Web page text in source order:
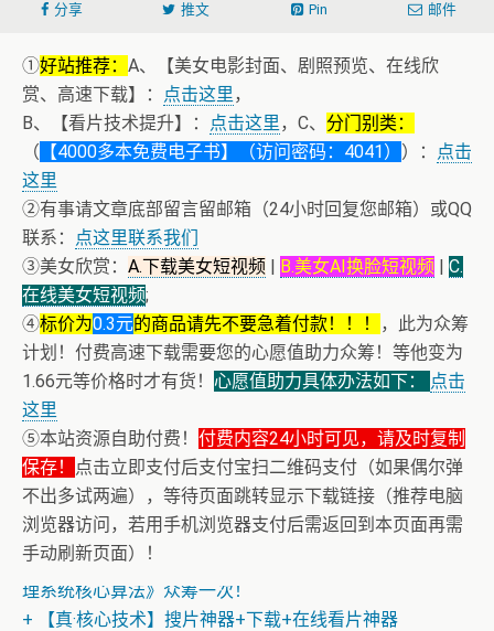
分享 推文 Pin 邮件
①好站推荐： A、【美女电影封面、剧照预览、在线欣
赏、高速下载】：
点击这里，
B、【看片技术提升】：
点击这里，C、 分门别类：
（ 【4000多本免费电子书】（访问密码：4041） ）：
点击
这里
②有事请文章底部留言留邮箱（24小时回复您邮箱）或QQ
联系：
点这里联系我们
③美女欣赏： A.下载美女短视频 | B.美女AI换脸短视频 | C.
在线美女短视频;
④标价为0.3元的商品请先不要急着付款！！！
，此为众筹
计划！付费高速下载需要您的心愿值助力众筹！等他变为
1.66元等价格时才有货！ 心愿值助力具体办法如下：
点击
这里
⑤本站资源自助付费！ 付费内容24小时可见，请及时复制
保存！
点击立即支付后支付宝扫二维码支付（如果偶尔弹
不出多试两遍），等待页面跳转显示下载链接（推荐电脑
浏览器访问，若用手机浏览器支付后需返回到本页面再需
手动刷新页面）！
+ 13位up主齐聚B站跳极乐净土，谁的最有灵魂
+ 恭喜IP为180.201.1.217的网友为电子书籍《动力电池管
理系统核心算法》众筹一次！
+ 【真·核心技术】搜片神器+下载+在线看片神器